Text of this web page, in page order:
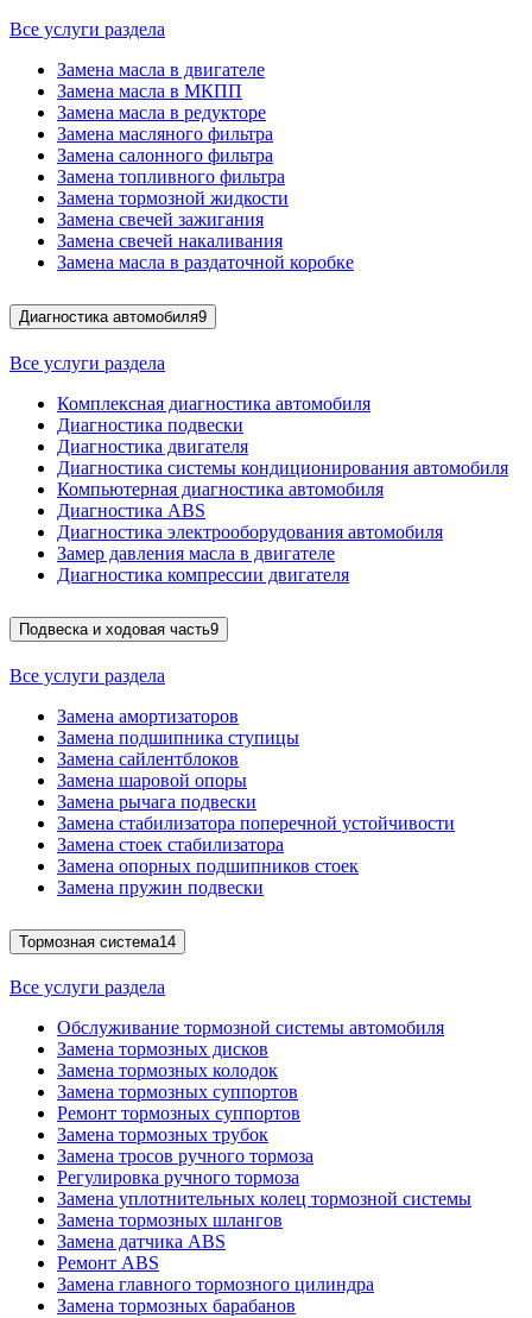
Все услуги раздела
Замена масла в двигателе
Замена масла в МКПП
Замена масла в редукторе
Замена масляного фильтра
Замена салонного фильтра
Замена топливного фильтра
Замена тормозной жидкости
Замена свечей зажигания
Замена свечей накаливания
Замена масла в раздаточной коробке
Диагностика автомобиля9
Все услуги раздела
Комплексная диагностика автомобиля
Диагностика подвески
Диагностика двигателя
Диагностика системы кондиционирования автомобиля
Компьютерная диагностика автомобиля
Диагностика ABS
Диагностика электрооборудования автомобиля
Замер давления масла в двигателе
Диагностика компрессии двигателя
Подвеска и ходовая часть9
Все услуги раздела
Замена амортизаторов
Замена подшипника ступицы
Замена сайлентблоков
Замена шаровой опоры
Замена рычага подвески
Замена стабилизатора поперечной устойчивости
Замена стоек стабилизатора
Замена опорных подшипников стоек
Замена пружин подвески
Тормозная система14
Все услуги раздела
Обслуживание тормозной системы автомобиля
Замена тормозных дисков
Замена тормозных колодок
Замена тормозных суппортов
Ремонт тормозных суппортов
Замена тормозных трубок
Замена тросов ручного тормоза
Регулировка ручного тормоза
Замена уплотнительных колец тормозной системы
Замена тормозных шлангов
Замена датчика ABS
Ремонт ABS
Замена главного тормозного цилиндра
Замена тормозных барабанов